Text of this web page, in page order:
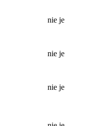
nie je
nie je
nie je